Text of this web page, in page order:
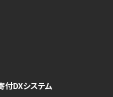
付DXシステム